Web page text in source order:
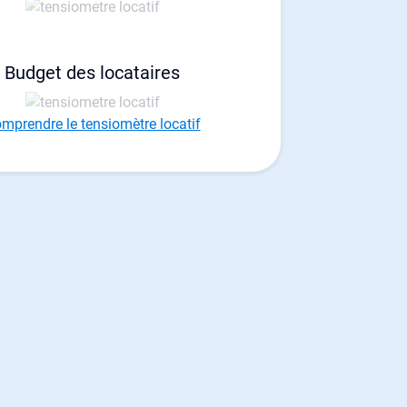
Budget des locataires
le tensiomètre locatif